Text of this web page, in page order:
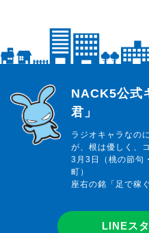
らじっと君
NACK5公式
君」
ラジオキャラなの
が、根は優しく、
3月3日（桃の節句
町）
座右の銘「足で稼ぐ
LINEス